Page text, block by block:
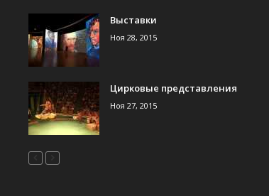
Выставки
Ноя 28, 2015
Цирковые представления
Ноя 27, 2015